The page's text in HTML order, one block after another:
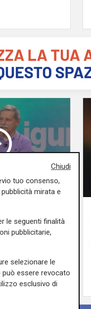
"Pochi
crisi della
di Redazione
Chiudi
tuo consenso,
mirata e
le seguenti finalità
pubblicitarie,
selezionare le
essere revocato
esclusivo di